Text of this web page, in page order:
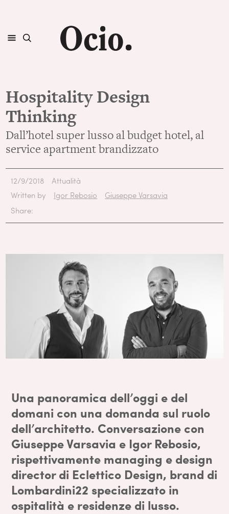
Hospitality Design
Thinking
Dall’hotel super lusso al budget hotel, al
service apartment brandizzato
12/9/2018
Attualità
Written by
Igor Rebosio
Giuseppe Varsavia
Share:
Una panoramica dell’oggi e del
domani con una domanda sul ruolo
dell’architetto. Conversazione con
Giuseppe Varsavia e Igor Rebosio,
rispettivamente managing e design
director di Eclettico Design, brand di
Lombardini22 specializzato in
ospitalità e residenze di lusso.